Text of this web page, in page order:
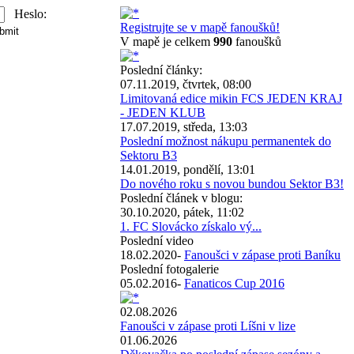
Heslo:
Registrujte se v mapě fanoušků!
V mapě je celkem 990 fanoušků
Poslední články:
07.11.2019, čtvrtek, 08:00
Limitovaná edice mikin FCS JEDEN KRAJ
- JEDEN KLUB
17.07.2019, středa, 13:03
Poslední možnost nákupu permanentek do
Sektoru B3
14.01.2019, pondělí, 13:01
Do nového roku s novou bundou Sektor B3!
Poslední článek v blogu:
30.10.2020, pátek, 11:02
1. FC Slovácko získalo vý...
Poslední video
18.02.2020- Fanoušci v zápase proti Baníku
Poslední fotogalerie
05.02.2016- Fanaticos Cup 2016
02.08.2026
Fanoušci v zápase proti Líšni v lize
01.06.2026